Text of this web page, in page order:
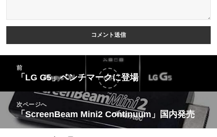
ー
前
前
の
投
稿:
「LG G5」ベンチマークに登場
次ページへ
次
の
「ScreenBeam Mini2 Continuum」国内発売